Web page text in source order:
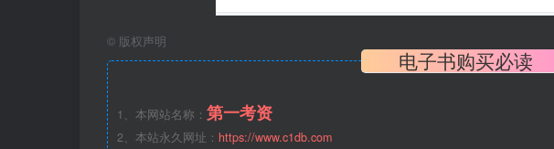
© 版权声明
电子书购买必读
1、本网站名称： 第一考资
2、本站永久网址： https://www.c1db.com